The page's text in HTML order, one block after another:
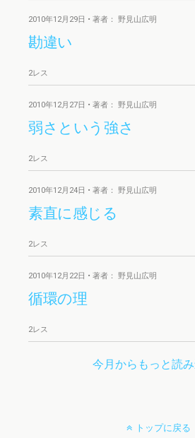
2010年12月29日 • 著者： 野見山広明
勘違い
2レス
2010年12月27日 • 著者： 野見山広明
弱さという強さ
2レス
2010年12月24日 • 著者： 野見山広明
素直に感じる
2レス
2010年12月22日 • 著者： 野見山広明
循環の理
2レス
今月からもっと読
トップに戻る